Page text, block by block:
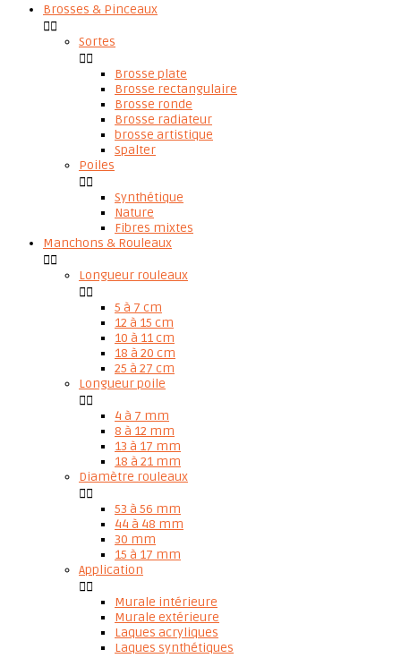
Brosses & Pinceaux

Sortes

Brosse plate
Brosse rectangulaire
Brosse ronde
Brosse radiateur
brosse artistique
Spalter
Poiles

Synthétique
Nature
Fibres mixtes
Manchons & Rouleaux

Longueur rouleaux

5 à 7 cm
12 à 15 cm
10 à 11 cm
18 à 20 cm
25 à 27 cm
Longueur poile

4 à 7 mm
8 à 12 mm
13 à 17 mm
18 à 21 mm
Diamètre rouleaux

53 à 56 mm
44 à 48 mm
30 mm
15 à 17 mm
Application

Murale intérieure
Murale extérieure
Laques acryliques
Laques synthétiques